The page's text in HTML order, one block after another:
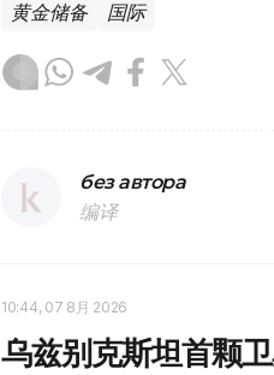
黄金储备 国际
без автора
编译
10:44, 07 8月 2026
乌兹别克斯坦首颗